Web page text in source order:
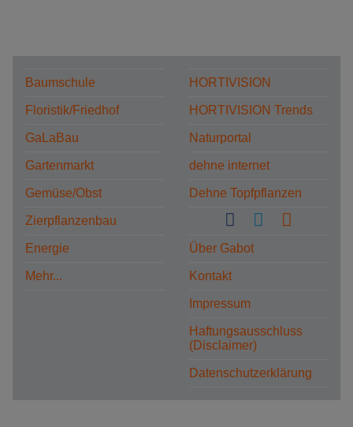
Baumschule
Floristik/Friedhof
GaLaBau
Gartenmarkt
Gemüse/Obst
Zierpflanzenbau
Energie
Mehr...
HORTIVISION
HORTIVISION Trends
Naturportal
dehne internet
Dehne Topfpflanzen
Über Gabot
Kontakt
Impressum
Haftungsausschluss
(Disclaimer)
Datenschutzerklärung